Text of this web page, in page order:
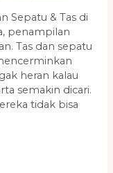
Sepatu & Tas di
penampilan
Tas dan sepatu
heran kalau
semakin dicari.
tidak bisa